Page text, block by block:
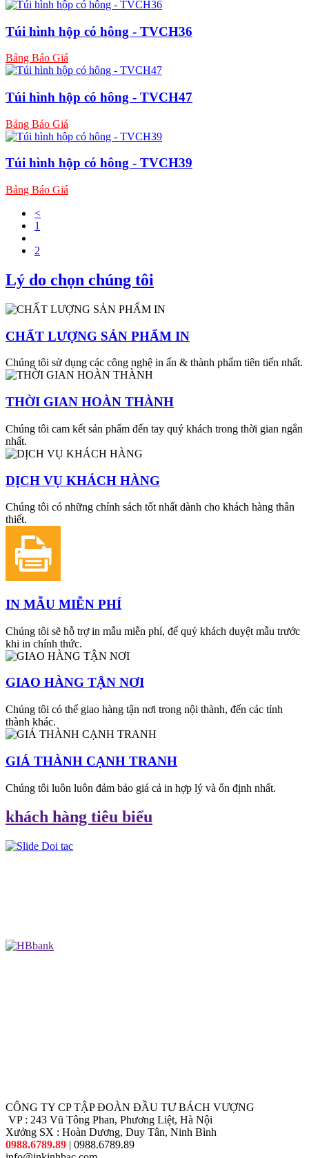
Túi hình hộp có hông - TVCH36
Bảng Báo Giá
Túi hình hộp có hông - TVCH47
Bảng Báo Giá
Túi hình hộp có hông - TVCH39
Bảng Báo Giá
<
1
2
Lý do chọn chúng tôi
CHẤT LƯỢNG SẢN PHẨM IN
Chúng tôi sử dụng các công nghệ in ấn & thành phẩm tiên tiến nhất.
THỜI GIAN HOÀN THÀNH
Chúng tôi cam kết sản phẩm đến tay quý khách trong thời gian ngắn
nhất.
DỊCH VỤ KHÁCH HÀNG
Chúng tôi có những chính sách tốt nhất dành cho khách hàng thân
thiết.
IN MẪU MIỄN PHÍ
Chúng tôi sẽ hỗ trợ in mẫu miễn phí, để quý khách duyệt mẫu trước
khi in chính thức.
GIAO HÀNG TẬN NƠI
Chúng tôi có thể giao hàng tận nơi trong nội thành, đến các tỉnh
thành khác.
GIÁ THÀNH CẠNH TRANH
Chúng tôi luôn luôn đảm bảo giá cả in hợp lý và ổn định nhất.
khách hàng tiêu biểu
CÔNG TY CP TẬP ĐOÀN ĐẦU TƯ BÁCH VƯỢNG
VP : 243 Vũ Tông Phan, Phương Liệt, Hà Nội
Xưởng SX : Hoàn Dương, Duy Tân, Ninh Bình
0988.6789.89 | 0988.6789.89